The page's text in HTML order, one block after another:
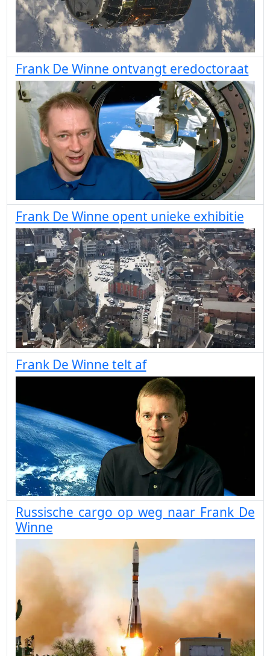
Frank De Winne ontvangt eredoctoraat
Frank De Winne opent unieke exhibitie
Frank De Winne telt af
Russische cargo op weg naar Frank De
Winne